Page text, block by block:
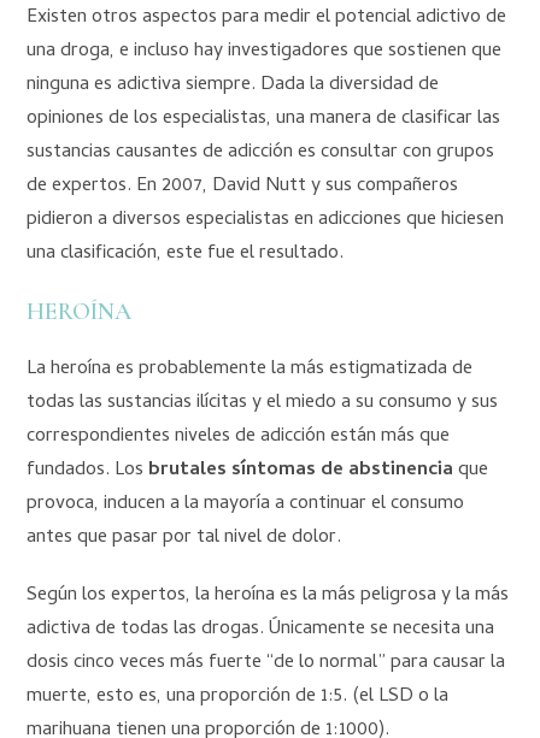
Existen otros aspectos para medir el potencial adictivo de
una droga, e incluso hay investigadores que sostienen que
ninguna es adictiva siempre. Dada la diversidad de
opiniones de los especialistas, una manera de clasificar las
sustancias causantes de adicción es consultar con grupos
de expertos. En 2007, David Nutt y sus compañeros
pidieron a diversos especialistas en adicciones que hiciesen
una clasificación, este fue el resultado.
HEROÍNA
La heroína es probablemente la más estigmatizada de
todas las sustancias ilícitas y el miedo a su consumo y sus
correspondientes niveles de adicción están más que
fundados. Los brutales síntomas de abstinenciaque
provoca, inducen a la mayoría a continuar el consumo
antes que pasar por tal nivel de dolor.
Según los expertos, la heroína es la más peligrosa y la más
adictiva de todas las drogas. Únicamente se necesita una
dosis cinco veces más fuerte “de lo normal” para causar la
muerte, esto es, una proporción de 1:5. (el LSD o la
marihuana tienen una proporción de 1:1000).